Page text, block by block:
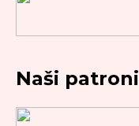
Naši patroni